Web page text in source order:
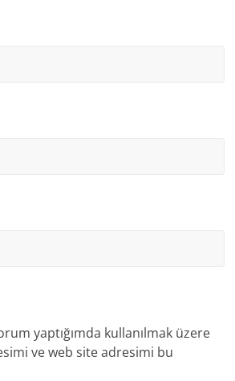
yaptığımda kullanılmak üzere
ve web site adresimi bu